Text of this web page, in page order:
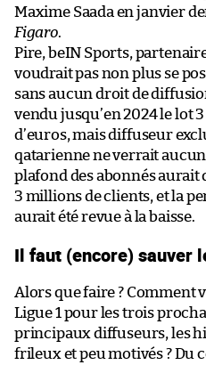
Maxime Saada en janvier
Figaro.
Pire, beIN Sports,
voudrait pas non plus se
sans aucun droit de
vendu jusqu’en 2024 le lot
d’euros, mais diffuseur
qatarienne ne verrait
plafond des abonnés aurait
3 millions de clients, et la
aurait été revue à la baisse.
Il faut (encore) sauver
Alors que faire ? Comment
Ligue 1 pour les trois
principaux diffuseurs, les
frileux et peu motivés ? Du